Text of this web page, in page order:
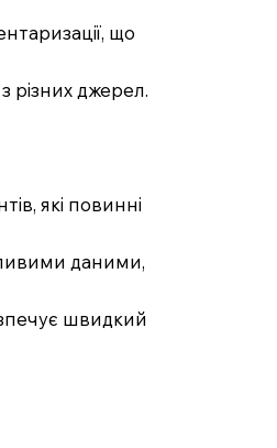
що
різних джерел.
які повинні
даними,
швидкий